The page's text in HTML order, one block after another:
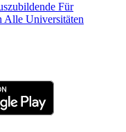
Für
Alle Universitäten